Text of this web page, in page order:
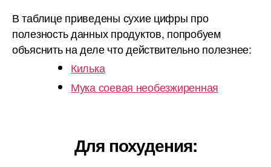
В таблице приведены сухие цифры про
полезность данных продуктов, попробуем
объяснить на деле что действительно полезнее:
Килька
Мука соевая необезжиренная
Для похудения: